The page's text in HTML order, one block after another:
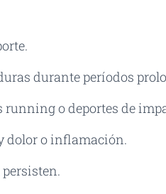
durante períodos
running o deportes de
dolor o inflamación.